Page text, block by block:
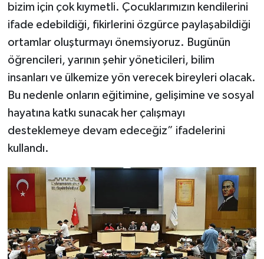
bizim için çok kıymetli. Çocuklarımızın kendilerini
ifade edebildiği, fikirlerini özgürce paylaşabildiği
ortamlar oluşturmayı önemsiyoruz. Bugünün
öğrencileri, yarının şehir yöneticileri, bilim
insanları ve ülkemize yön verecek bireyleri olacak.
Bu nedenle onların eğitimine, gelişimine ve sosyal
hayatına katkı sunacak her çalışmayı
desteklemeye devam edeceğiz” ifadelerini
kullandı.